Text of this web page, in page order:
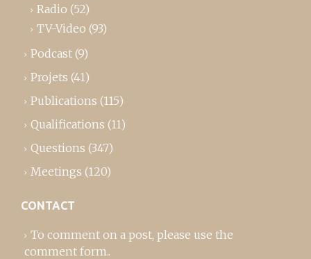
Radio (52)
TV-Video (93)
Podcast (9)
Projets (41)
Publications (115)
Qualifications (11)
Questions (347)
Meetings (120)
CONTACT
To comment on a post, please use the
comment form..